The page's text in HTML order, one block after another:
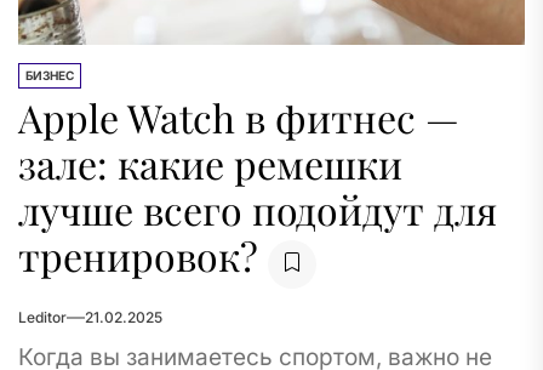
БИЗНЕС
Apple Watch в фитнес —
зале: какие ремешки
лучше всего подойдут для
тренировок?
Leditor 21.02.2025
Когда вы занимаетесь спортом, важно не